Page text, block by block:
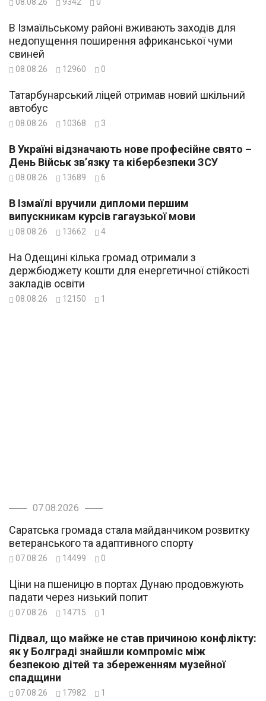
08.08.26 9342 0
В Ізмаїльському районі вживають заходів для
недопущення поширення африканської чуми
свиней
08.08.26 12960 0
Татарбунарський ліцей отримав новий шкільний
автобус
08.08.26 10368 3
В Україні відзначають нове професійне свято –
День Військ зв’язку та кібербезпеки ЗСУ
08.08.26 13689 6
В Ізмаїлі вручили дипломи першим
випускникам курсів гагаузької мови
08.08.26 13662 4
На Одещині кілька громад отримали з
держбюджету кошти для енергетичної стійкості
закладів освіти
08.08.26 12150 1
07.08.2026
Саратська громада стала майданчиком розвитку
ветеранського та адаптивного спорту
07.08.26 14499 0
Ціни на пшеницю в портах Дунаю продовжують
падати через низький попит
07.08.26 14715 1
Підвал, що майже не став причиною конфлікту:
як у Болграді знайшли компроміс між
безпекою дітей та збереженням музейної
спадщини
07.08.26 17982 1